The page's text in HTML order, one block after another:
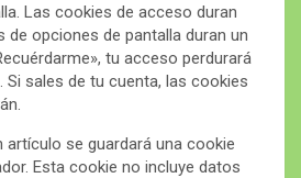
Las cookies de acceso duran
de opciones de pantalla duran un
tu acceso perdurará
Si sales de tu cuenta, las cookies
artículo se guardará una cookie
Esta cookie no incluye datos